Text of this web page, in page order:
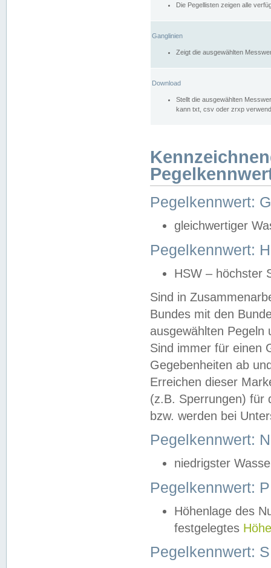
Die Pegellisten zeigen alle
Ganglinien
Zeigt die ausgewählten
Download
Stellt die ausgewählten
kann txt, csv oder zrxp
Pegelkennwert:
gleichwertiger
Pegelkennwert:
HSW – höchster
Sind in
Bundes mit den
ausgewählten
Sind immer für einen
Gegebenheiten ab
Erreichen dieser
(z.B. Sperrungen) für
bzw. werden bei
Pegelkennwert:
niedrigster
Pegelkennwert:
Höhenlage des
festgelegtes
Pegelkennwert: